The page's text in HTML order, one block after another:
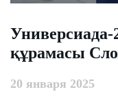
Универсиада-
құрамасы
20 января 2025